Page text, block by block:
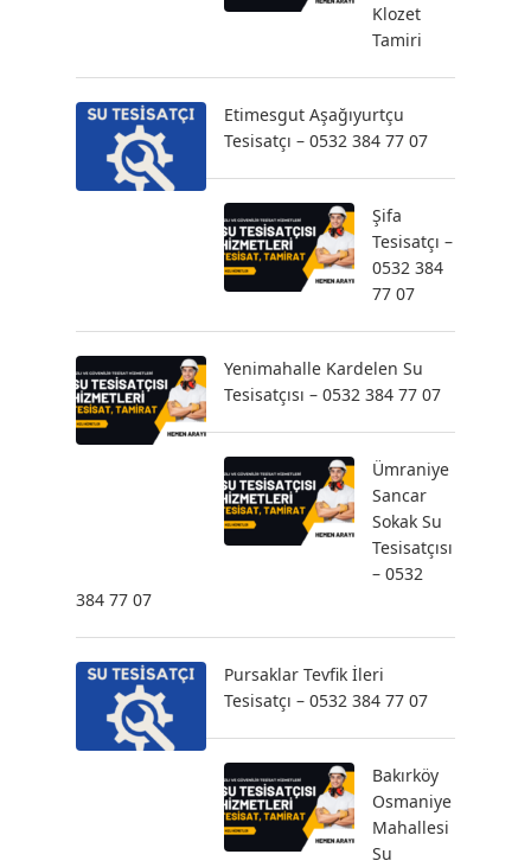
Klozet
Tamiri
Etimesgut Aşağıyurtçu
Tesisatçı – 0532 384 77 07
Şifa
Tesisatçı –
0532 384
77 07
Yenimahalle Kardelen Su
Tesisatçısı – 0532 384 77 07
Ümraniye
Sancar
Sokak Su
Tesisatçısı
– 0532
384 77 07
Pursaklar Tevfik İleri
Tesisatçı – 0532 384 77 07
Bakırköy
Osmaniye
Mahallesi
Su